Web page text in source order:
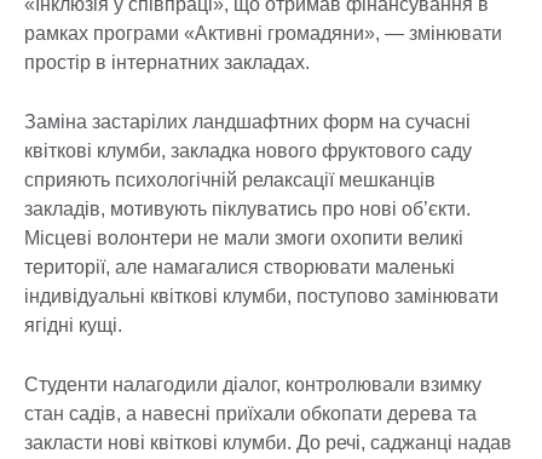
рамках програми «Активні громадяни», — змінювати
простір в інтернатних закладах.
Заміна застарілих ландшафтних форм на сучасні
квіткові клумби, закладка нового фруктового саду
сприяють психологічній релаксації мешканців
закладів, мотивують піклуватись про нові об’єкти.
Місцеві волонтери не мали змоги охопити великі
території, але намагалися створювати маленькі
індивідуальні квіткові клумби, поступово замінювати
ягідні кущі.
Студенти налагодили діалог, контролювали взимку
стан садів, а навесні приїхали обкопати дерева та
закласти нові квіткові клумби. До речі, саджанці надав